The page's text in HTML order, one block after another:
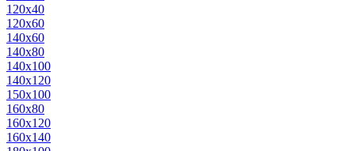
120х40
120х60
140х60
140х80
140х100
140х120
150х100
160х80
160х120
160х140